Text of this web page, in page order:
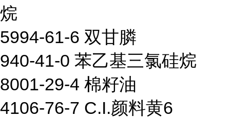
烷
5994-61-6 双甘膦
940-41-0 苯乙基三氯硅烷
8001-29-4 棉籽油
4106-76-7 C.I.颜料黄6